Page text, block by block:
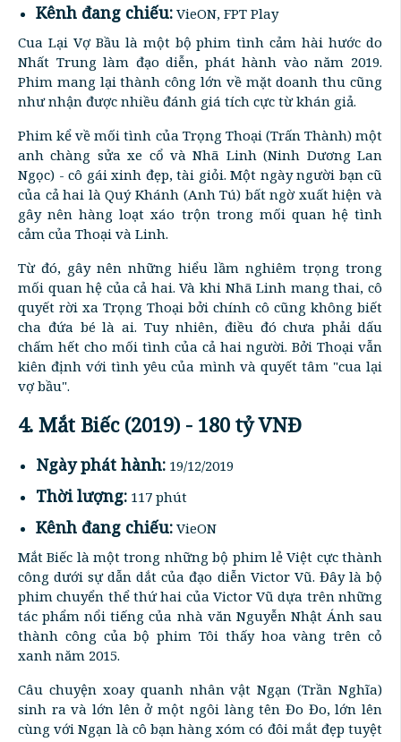
Kênh đang chiếu: VieON, FPT Play
Cua Lại Vợ Bầu là một bộ phim tình cảm hài hước do
Nhất Trung làm đạo diễn, phát hành vào năm 2019.
Phim mang lại thành công lớn về mặt doanh thu cũng
như nhận được nhiều đánh giá tích cực từ khán giả.
Phim kể về mối tình của Trọng Thoại (Trấn Thành) một
anh chàng sửa xe cổ và Nhã Linh (Ninh Dương Lan
Ngọc) - cô gái xinh đẹp, tài giỏi. Một ngày người bạn cũ
của cả hai là Quý Khánh (Anh Tú) bất ngờ xuất hiện và
gây nên hàng loạt xáo trộn trong mối quan hệ tình
cảm của Thoại và Linh.
Từ đó, gây nên những hiểu lầm nghiêm trọng trong
mối quan hệ của cả hai. Và khi Nhã Linh mang thai, cô
quyết rời xa Trọng Thoại bởi chính cô cũng không biết
cha đứa bé là ai. Tuy nhiên, điều đó chưa phải dấu
chấm hết cho mối tình của cả hai người. Bởi Thoại vẫn
kiên định với tình yêu của mình và quyết tâm "cua lại
vợ bầu".
4. Mắt Biếc (2019) - 180 tỷ VNĐ
Ngày phát hành: 19/12/2019
Thời lượng: 117 phút
Kênh đang chiếu: VieON
Mắt Biếc là một trong những bộ phim lẻ Việt cực thành
công dưới sự dẫn dắt của đạo diễn Victor Vũ. Đây là bộ
phim chuyển thể thứ hai của Victor Vũ dựa trên những
tác phẩm nổi tiếng của nhà văn Nguyễn Nhật Ánh sau
thành công của bộ phim Tôi thấy hoa vàng trên cỏ
xanh năm 2015.
Câu chuyện xoay quanh nhân vật Ngạn (Trần Nghĩa)
sinh ra và lớn lên ở một ngôi làng tên Đo Đo, lớn lên
cùng với Ngạn là cô bạn hàng xóm có đôi mắt đẹp tuyệt